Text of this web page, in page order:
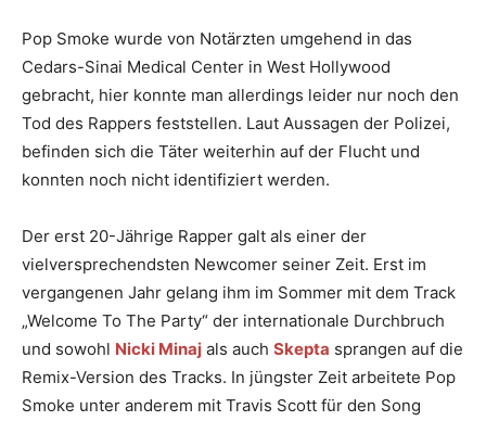
Pop Smoke wurde von Notärzten umgehend in das
Cedars-Sinai Medical Center in West Hollywood
gebracht, hier konnte man allerdings leider nur noch den
Tod des Rappers feststellen. Laut Aussagen der Polizei,
befinden sich die Täter weiterhin auf der Flucht und
konnten noch nicht identifiziert werden.
Der erst 20-Jährige Rapper galt als einer der
vielversprechendsten Newcomer seiner Zeit. Erst im
vergangenen Jahr gelang ihm im Sommer mit dem Track
„Welcome To The Party“ der internationale Durchbruch
und sowohl Nicki Minaj als auch Skepta sprangen auf die
Remix-Version des Tracks. In jüngster Zeit arbeitete Pop
Smoke unter anderem mit Travis Scott für den Song